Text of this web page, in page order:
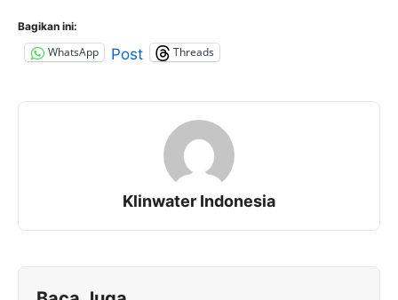
Bagikan ini:
WhatsApp Post Threads
Klinwater Indonesia